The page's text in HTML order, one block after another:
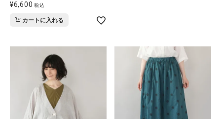
¥6,600 税込
カートに入れる